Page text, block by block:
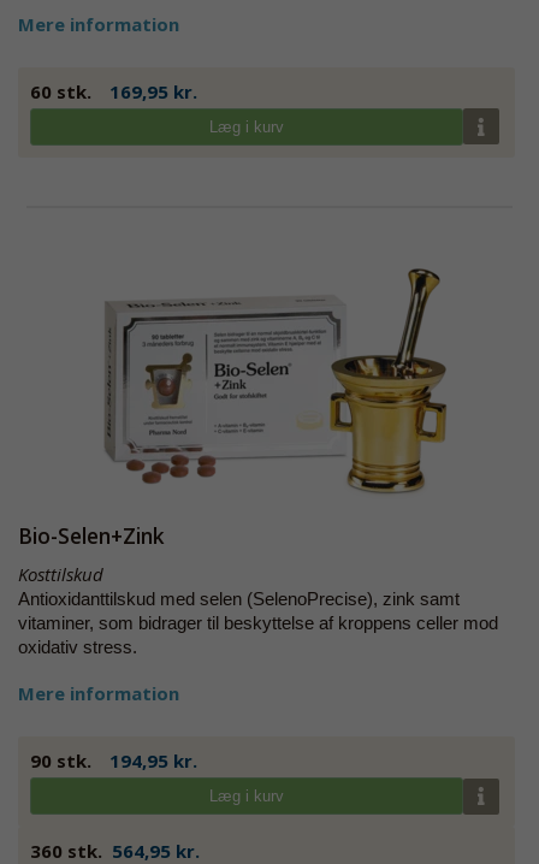
Mere information
60 stk. 169,95 kr.
Læg i kurv
Bio-Selen+Zink
Kosttilskud
Antioxidanttilskud med selen (SelenoPrecise), zink samt
vitaminer, som bidrager til beskyttelse af kroppens celler mod
oxidativ stress.
Mere information
90 stk. 194,95 kr.
Læg i kurv
360 stk. 564,95 kr.